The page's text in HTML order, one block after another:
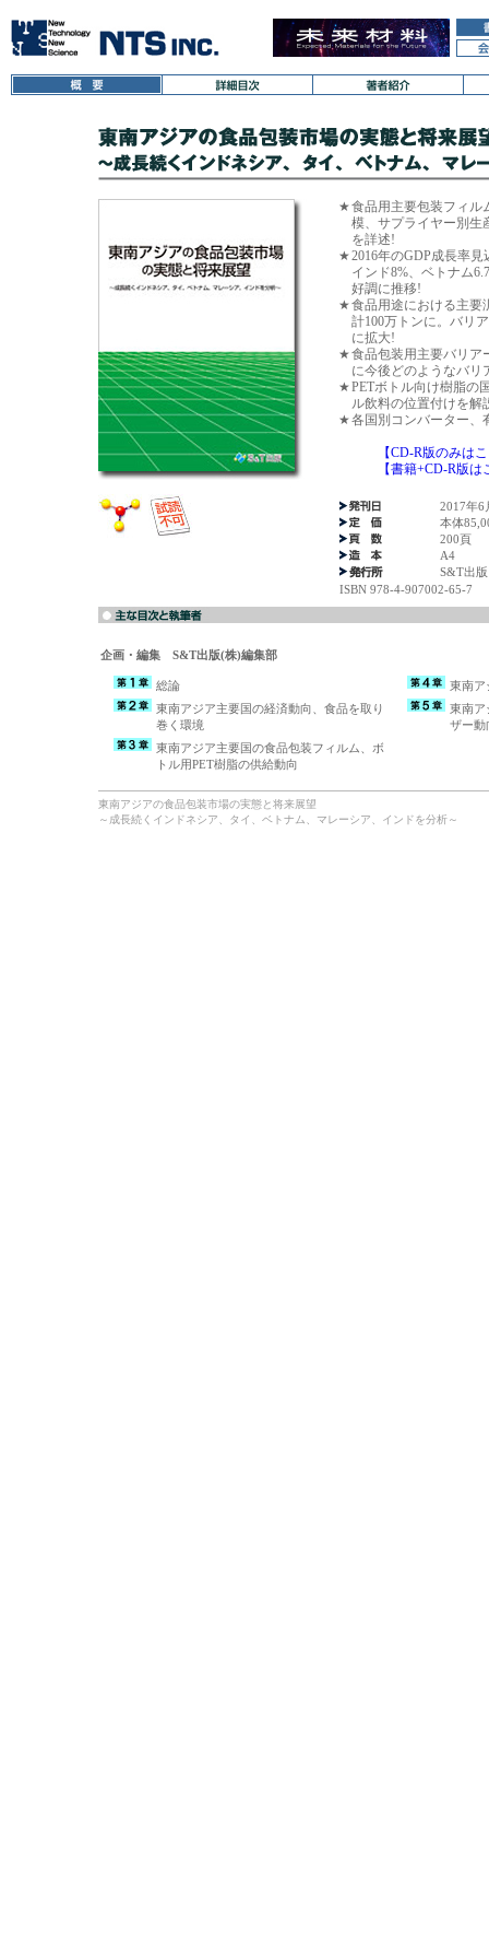
★食品用主要包装フィル
模、サプライヤー別生
を詳述!
★2016年のGDP成長率
インド8%、ベトナム
好調に推移!
★食品用途における主要
計100万トンに。バリ
に拡大!
★食品包装用主要バリア
に今後どのようなバリ
★PETボトル向け樹脂の
ル飲料の位置付けを解
★各国別コンバーター、
【CD-R版のみは
【書籍+CD-R版は
2017年6
本体
200頁
A4
S&T出版
ISBN 978-4-907002-65-7
企画・編集 S&T出版(株)編集部
総論
東南アジア主要国の経済動向、食品を取り
巻く環境
東南アジア主要国の食品包装フィルム、ボ
トル用PET樹脂の供給動向
東南ア
東南ア
ザー動
東南アジアの食品包装市場の実態と将来展望
～成長続くインドネシア、タイ、ベトナム、マレーシア、インドを分析～